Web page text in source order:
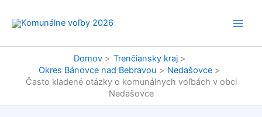
Domov
Trenčiansky kraj
Okres Bánovce nad Bebravou
Nedašovce
Často kladené otázky o komunálnych voľbách v obci
Nedašovce